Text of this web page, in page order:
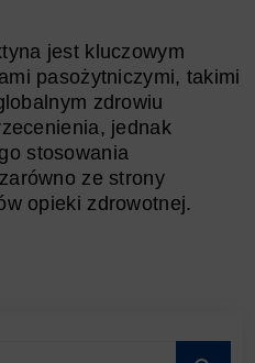
jest kluczowym
pasożytniczymi, takimi
zdrowiu
jednak
stosowania
ze strony
opieki zdrowotnej.